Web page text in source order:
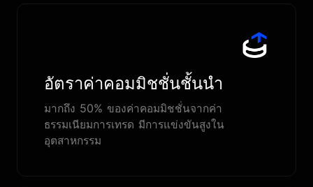
อัตราค่าคอมมิชชั่นชั้นนำ
มากถึง 50% ของค่าคอมมิชชั่นจากค่า
ธรรมเนียมการเทรด มีการแข่งขันสูงใน
อุตสาหกรรม